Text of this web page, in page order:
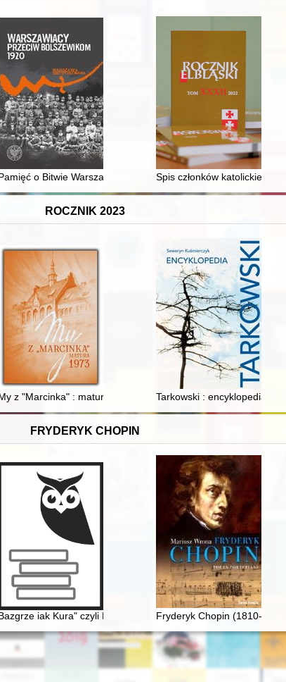
własne i najwcześniejsza historia szkoły podstawowej nr
Dunajem" w XII wieku : stabilizacja i aspiracje
o Bitwie Warszawskiej na łamach międzywojennej edycji
Spis członków katolickiego
ROCZNIK 2023
: próba charakterystyki
(1940–1942) = Theatre news and reviews in "Gazeta
z "Marcinka" : matura 1973 Tarkowski : encyklopedia
FRYDERYK CHOPIN
T. 3 Zygmunta Stojowskiego w kontekście tendencji i
iak Kura" czyli Fryderyk Chopin i powstańcy
Fryderyk Chopin (1810-